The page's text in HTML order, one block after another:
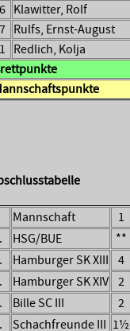
Klawitter, Rolf
Rulfs, Ernst-August
Redlich, Kolja
Mannschaft 1
HSG/BUE **
Hamburger SK XIII 4
Hamburger SK XIV 2
Bille SC III 2
Schachfreunde III 1½